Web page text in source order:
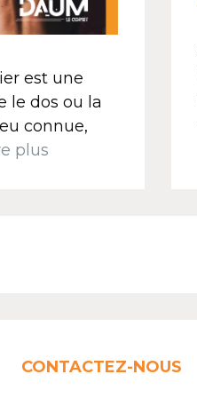
est une
le dos ou la
connue,
plus
CONTACTEZ-NOUS